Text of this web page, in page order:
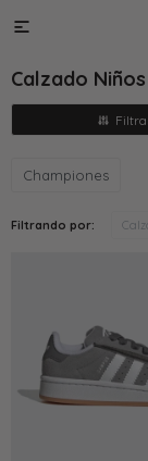

Calzado
Championes
Filtrando por: